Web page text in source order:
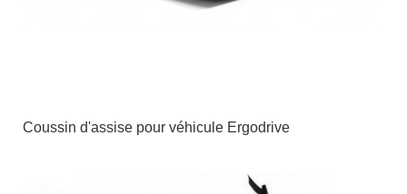
Coussin d'assise pour véhicule Ergodrive